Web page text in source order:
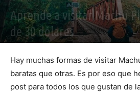
Aprende a visitar Machu
de 30 dólares
Hay muchas formas de visitar
baratas que otras. Es por eso que
post para todos los que gustan de